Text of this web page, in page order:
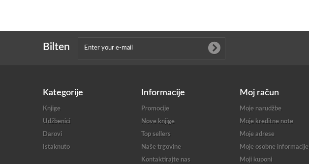
Bilten
Kategorije
Knjige
Udžbenici
Darovi
Istaknuto
Informacije
Promocije
Nove knjige
Top sellers
Naše trgovine
Kontaktirajte nas
Moj račun
Moje narudžbe
Moje kreditne note
Moje adrese
Moje osobne informacije
Moji kuponi